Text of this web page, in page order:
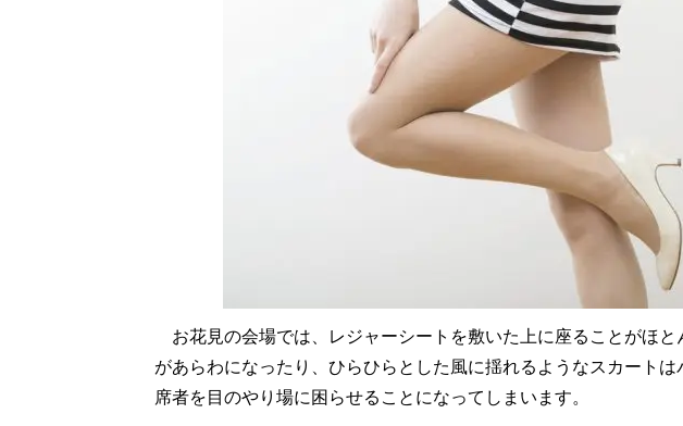
お花見の会場では、レジャーシートを敷いた上に座ることがほと
があらわになったり、ひらひらとした風に揺れるようなスカート
席者を目のやり場に困らせることになってしまいます。